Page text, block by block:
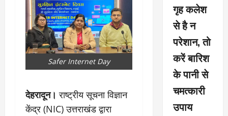
Safer Internet Day
देहरादून। राष्ट्रीय सूचना विज्ञान
केंद्र (NIC) उत्तराखंड द्वारा
गृह कलेश
से है न
परेशान, तो
करें बारिश
के पानी से
चमत्कारी
उपाय